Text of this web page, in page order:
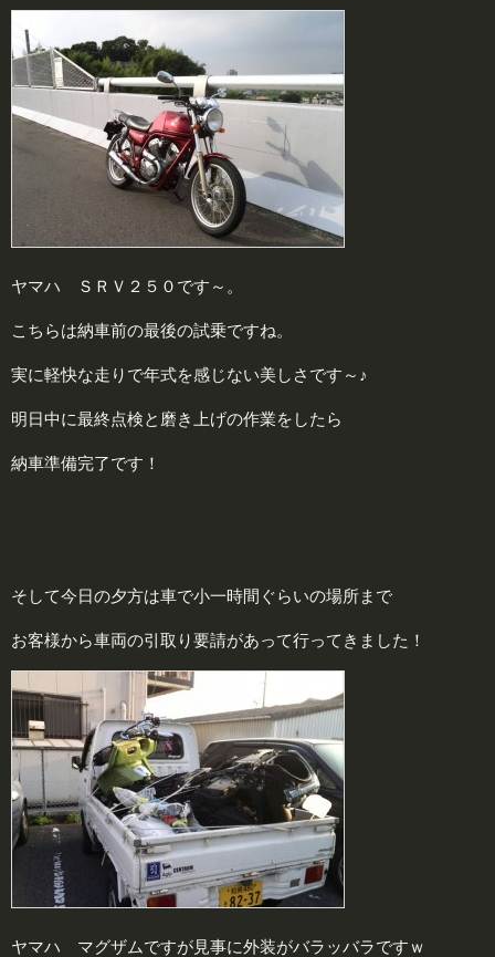
ヤマハ ＳＲＶ２５０です～。
こちらは納車前の最後の試乗ですね。
実に軽快な走りで年式を感じない美しさです～♪
明日中に最終点検と磨き上げの作業をしたら
納車準備完了です！
そして今日の夕方は車で小一時間ぐらいの場所まで
お客様から車両の引取り要請があって行ってきました！
ヤマハ マグザムですが見事に外装がバラッバラですｗ